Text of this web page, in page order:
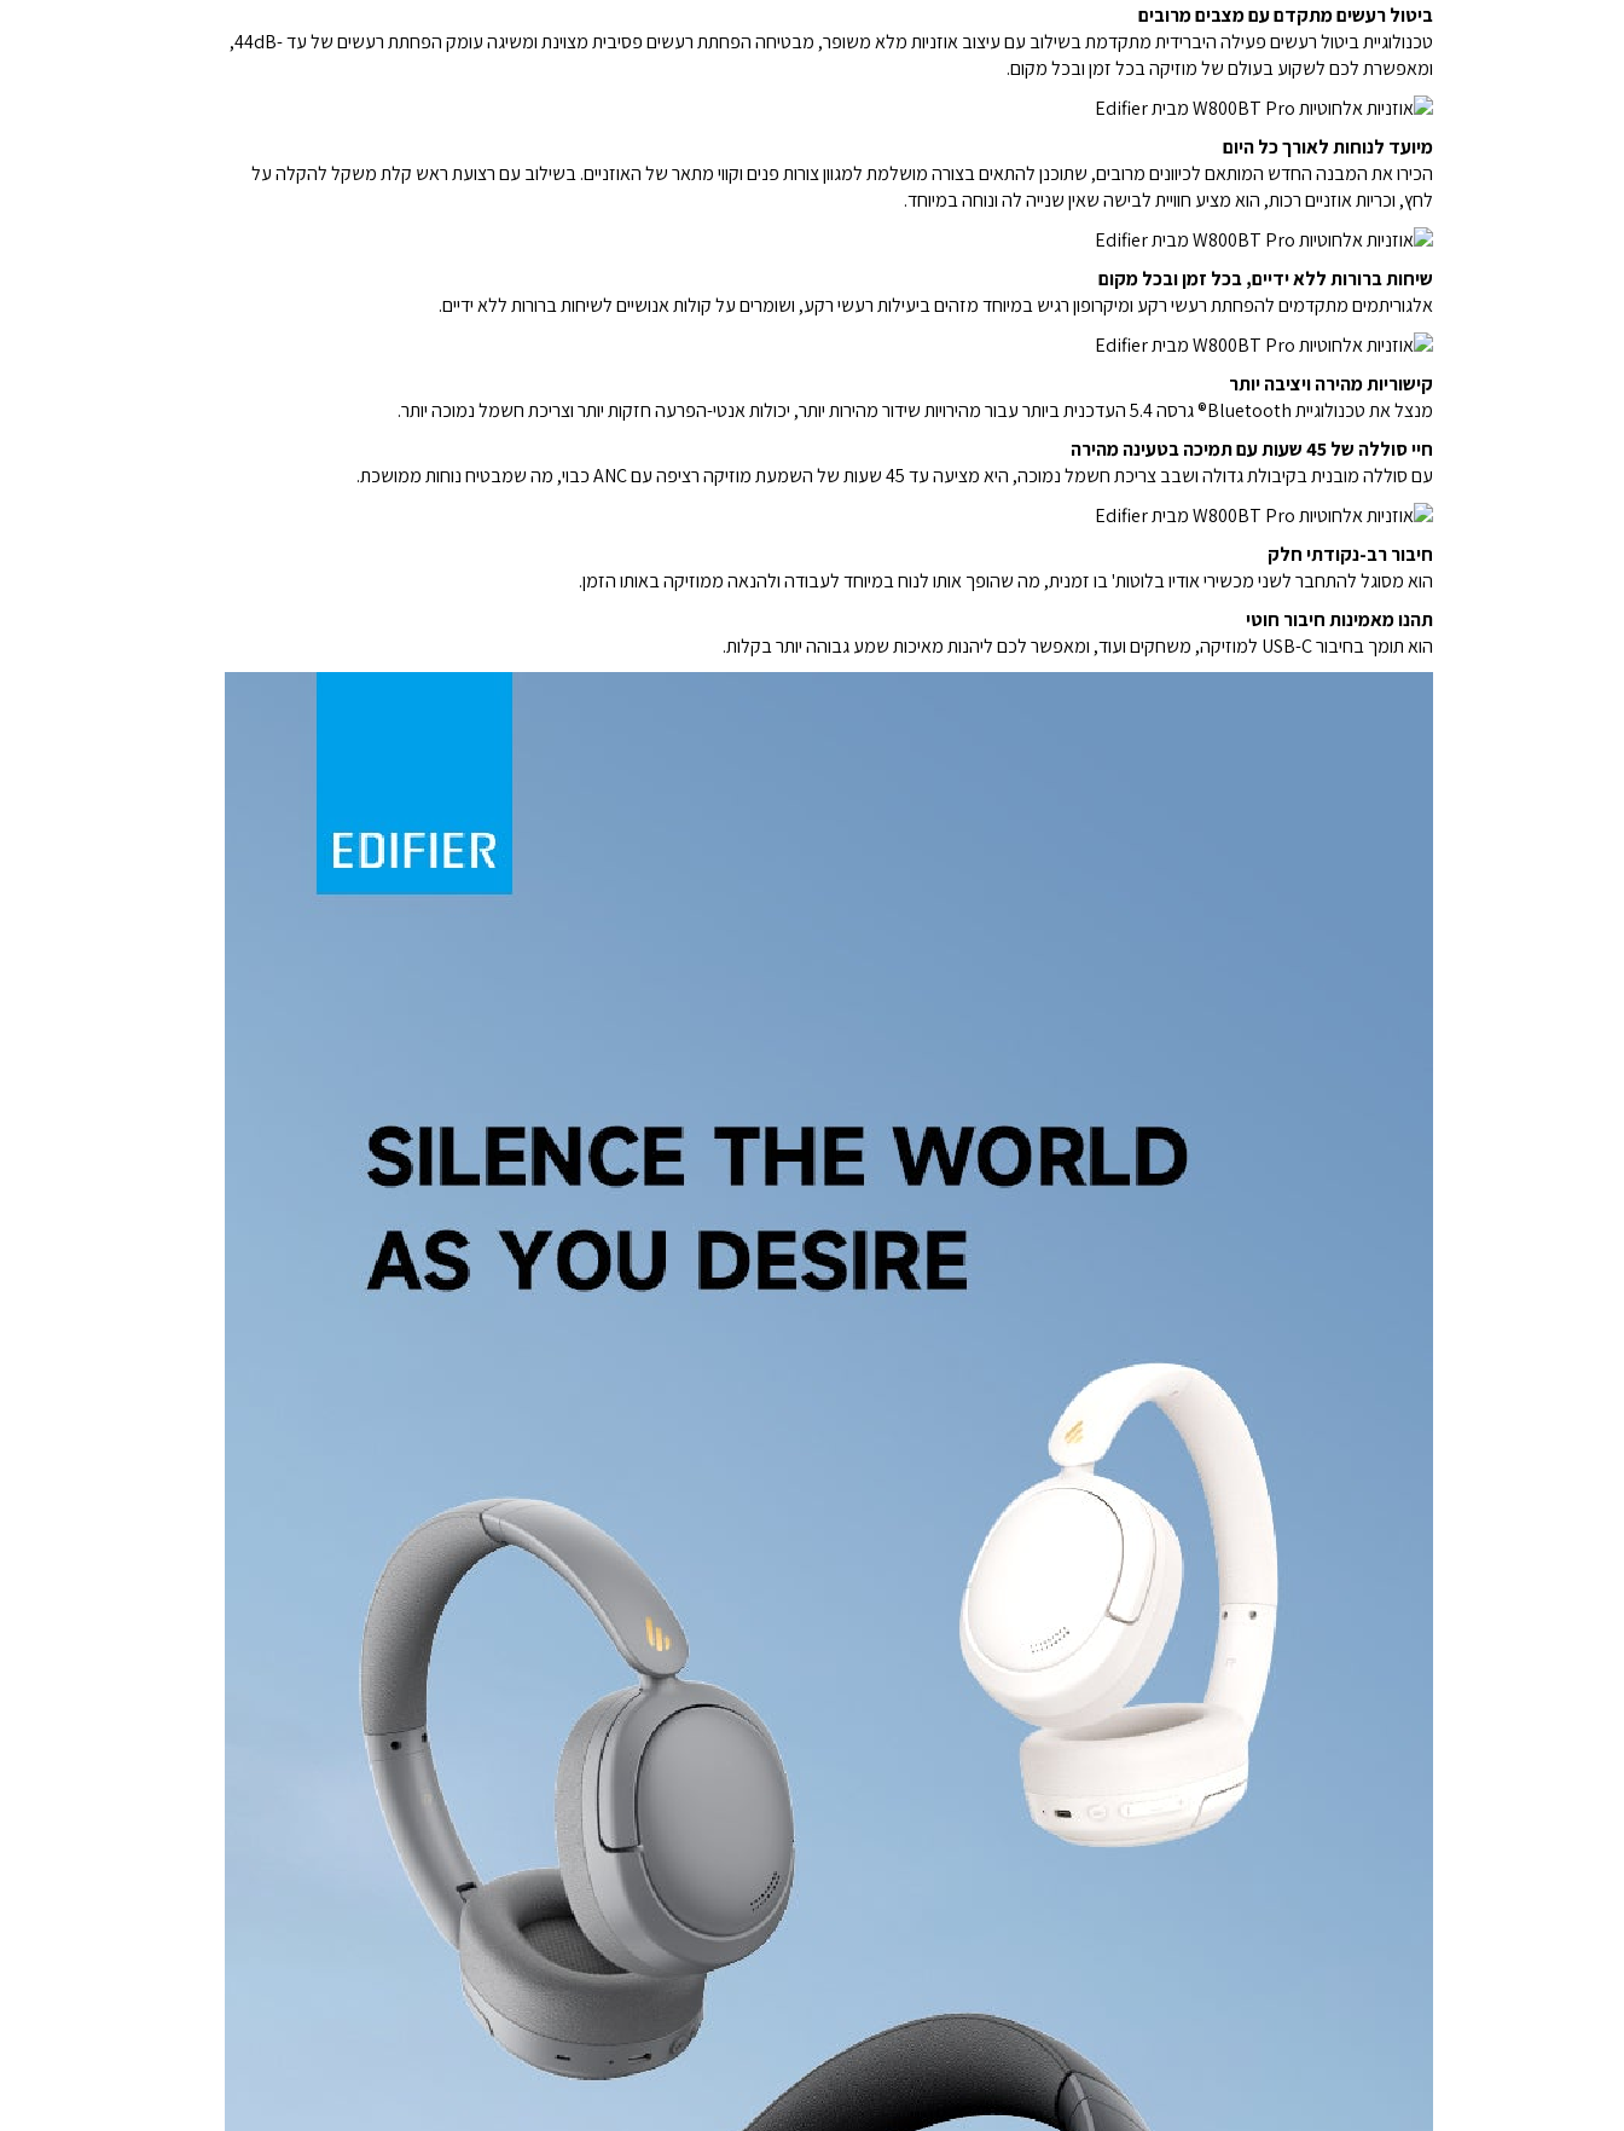
ביטול רעשים מתקדם עם מצבים מרובים
טכנולוגיית ביטול רעשים פעילה היברידית מתקדמת בשילוב עם עיצוב אוזניות מלא משופר, מבטיחה הפחתת רעשים פסיבית מצוינת ומשיגה עומק הפחתת רעשים של עד -44dB,
ומאפשרת לכם לשקוע בעולם של מוזיקה בכל זמן ובכל מקום.
מיועד לנוחות לאורך כל היום
הכירו את המבנה החדש המותאם לכיוונים מרובים, שתוכנן להתאים בצורה מושלמת למגוון צורות פנים וקווי מתאר של האוזניים. בשילוב עם רצועת ראש קלת משקל להקלה על
לחץ, וכריות אוזניים רכות, הוא מציע חוויית לבישה שאין שנייה לה ונוחה במיוחד.
שיחות ברורות ללא ידיים, בכל זמן ובכל מקום
אלגוריתמים מתקדמים להפחתת רעשי רקע ומיקרופון רגיש במיוחד מזהים ביעילות רעשי רקע, ושומרים על קולות אנושיים לשיחות ברורות ללא ידיים.
קישוריות מהירה ויציבה יותר
מנצל את טכנולוגיית Bluetooth® גרסה 5.4 העדכנית ביותר עבור מהירויות שידור מהירות יותר, יכולות אנטי-הפרעה חזקות יותר וצריכת חשמל נמוכה יותר.
חיי סוללה של 45 שעות עם תמיכה בטעינה מהירה
עם סוללה מובנית בקיבולת גדולה ושבב צריכת חשמל נמוכה, היא מציעה עד 45 שעות של השמעת מוזיקה רציפה עם ANC כבוי, מה שמבטיח נוחות ממושכת.
חיבור רב-נקודתי חלק
הוא מסוגל להתחבר לשני מכשירי אודיו בלוטות' בו זמנית, מה שהופך אותו לנוח במיוחד לעבודה ולהנאה ממוזיקה באותו הזמן.
תהנו מאמינות חיבור חוטי
הוא תומך בחיבור USB-C למוזיקה, משחקים ועוד, ומאפשר לכם ליהנות מאיכות שמע גבוהה יותר בקלות.